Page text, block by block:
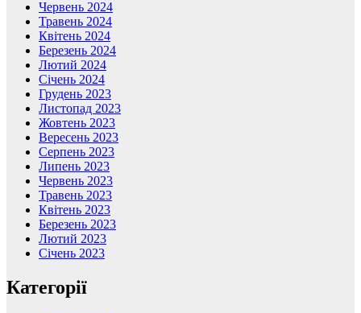
Червень 2024
Травень 2024
Квітень 2024
Березень 2024
Лютий 2024
Січень 2024
Грудень 2023
Листопад 2023
Жовтень 2023
Вересень 2023
Серпень 2023
Липень 2023
Червень 2023
Травень 2023
Квітень 2023
Березень 2023
Лютий 2023
Січень 2023
Категорії